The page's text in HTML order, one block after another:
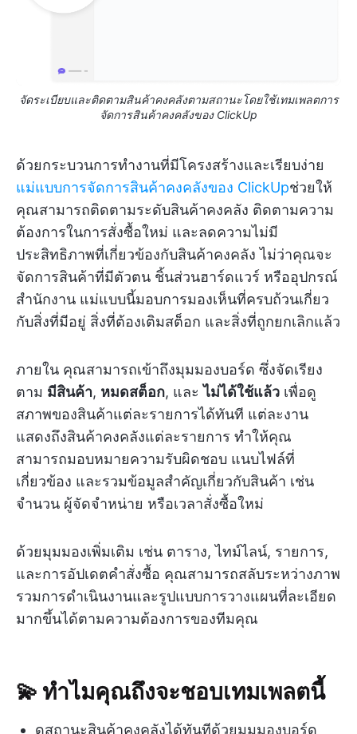
จัดระเบียบและติดตามสินค้าคงคลังตามสถานะโดยใช้เทมเพลตการ
จัดการสินค้าคงคลังของ ClickUp
ด้วยกระบวนการทำงานที่มีโครงสร้างและเรียบง่าย
แม่แบบการจัดการสินค้าคงคลังของ ClickUpช่วยให้
คุณสามารถติดตามระดับสินค้าคงคลัง ติดตามความ
ต้องการในการสั่งซื้อใหม่ และลดความไม่มี
ประสิทธิภาพที่เกี่ยวข้องกับสินค้าคงคลัง ไม่ว่าคุณจะ
จัดการสินค้าที่มีตัวตน ชิ้นส่วนฮาร์ดแวร์ หรืออุปกรณ์
สำนักงาน แม่แบบนี้มอบการมองเห็นที่ครบถ้วนเกี่ยว
กับสิ่งที่มีอยู่ สิ่งที่ต้องเติมสต็อก และสิ่งที่ถูกยกเลิกแล้ว
ภายใน คุณสามารถเข้าถึงมุมมองบอร์ด ซึ่งจัดเรียง
ตาม มีสินค้า, หมดสต็อก, และไม่ได้ใช้แล้ว เพื่อดู
สภาพของสินค้าแต่ละรายการได้ทันที แต่ละงาน
แสดงถึงสินค้าคงคลังแต่ละรายการ ทำให้คุณ
สามารถมอบหมายความรับผิดชอบ แนบไฟล์ที่
เกี่ยวข้อง และรวมข้อมูลสำคัญเกี่ยวกับสินค้า เช่น
จำนวน ผู้จัดจำหน่าย หรือเวลาสั่งซื้อใหม่
ด้วยมุมมองเพิ่มเติม เช่น ตาราง, ไทม์ไลน์, รายการ,
และการอัปเดตคำสั่งซื้อ คุณสามารถสลับระหว่างภาพ
รวมการดำเนินงานและรูปแบบการวางแผนที่ละเอียด
มากขึ้นได้ตามความต้องการของทีมคุณ
💫 ทำไมคุณถึงจะชอบเทมเพลตนี้
ดูสถานะสินค้าคงคลังได้ทันทีด้วยมุมมองบอร์ด